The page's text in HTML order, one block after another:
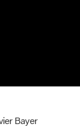
Bayer